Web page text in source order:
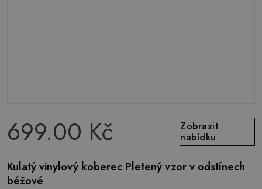
699.00 Kč
Zobrazit
nabídku
Kulatý vinylový koberec Pletený vzor v odstínech
béžové